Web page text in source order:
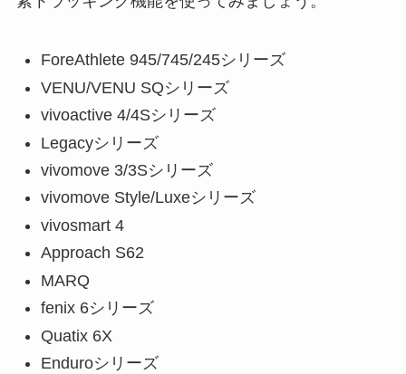
ForeAthlete 945/745/245シリーズ
VENU/VENU SQシリーズ
vivoactive 4/4Sシリーズ
Legacyシリーズ
vivomove 3/3Sシリーズ
vivomove Style/Luxeシリーズ
vivosmart 4
Approach S62
MARQ
fenix 6シリーズ
Quatix 6X
Enduroシリーズ